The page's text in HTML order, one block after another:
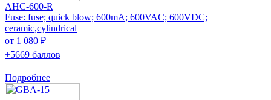
AHC-600-R
Fuse: fuse; quick blow; 600mA; 600VAC; 600VDC;
ceramic,cylindrical
от 1 080 ₽
+5669 баллов
Подробнее